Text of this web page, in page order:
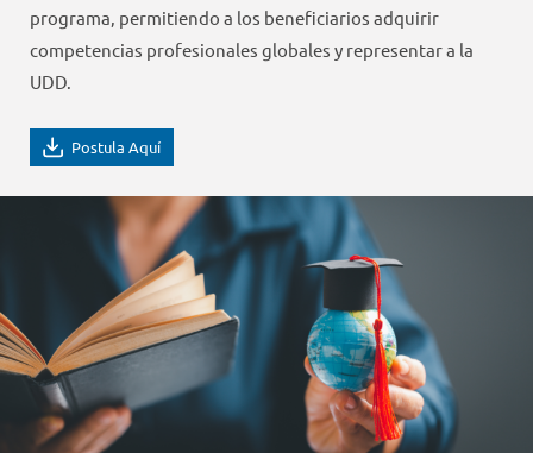
programa, permitiendo a los beneficiarios adquirir
competencias profesionales globales y representar a la
UDD.
Postula Aquí